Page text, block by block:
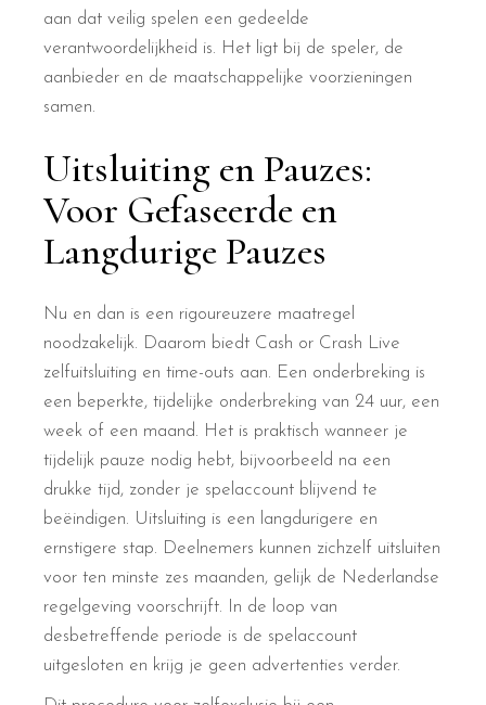
aan dat veilig spelen een gedeelde
verantwoordelijkheid is. Het ligt bij de speler, de
aanbieder en de maatschappelijke voorzieningen
samen.
Uitsluiting en Pauzes:
Voor Gefaseerde en
Langdurige Pauzes
Nu en dan is een rigoureuzere maatregel
noodzakelijk. Daarom biedt Cash or Crash Live
zelfuitsluiting en time-outs aan. Een onderbreking is
een beperkte, tijdelijke onderbreking van 24 uur, een
week of een maand. Het is praktisch wanneer je
tijdelijk pauze nodig hebt, bijvoorbeeld na een
drukke tijd, zonder je spelaccount blijvend te
beëindigen. Uitsluiting is een langdurigere en
ernstigere stap. Deelnemers kunnen zichzelf uitsluiten
voor ten minste zes maanden, gelijk de Nederlandse
regelgeving voorschrijft. In de loop van
desbetreffende periode is de spelaccount
uitgesloten en krijg je geen advertenties verder.